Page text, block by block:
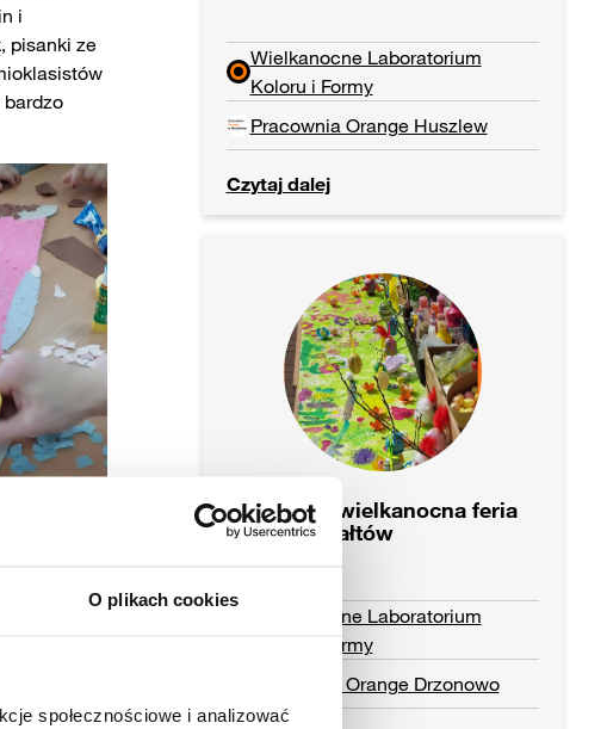
O plikach cookies
społecznościowe i analizować
i
pisanki ze
Wielkanocne Laboratorium
Koloru i Formy
Pracownia Orange Huszlew
Czytaj dalej
Wiosenno-wielkanocna feria
barw i kształtów
Wielkanocne Laboratorium
Koloru i Formy
Pracownia Orange Drzonowo